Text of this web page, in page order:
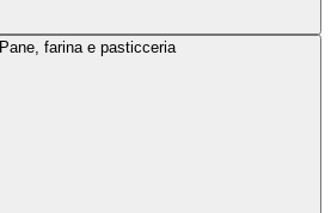
Pane, farina e pasticceria